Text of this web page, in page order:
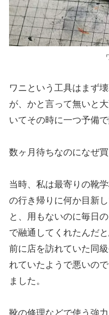
ワニという工具はまず
が、かと言って無いと
いてその時に一つ予備
数ヶ月待ちなのになぜ
当時、私は最寄りの靴
の行き帰りに何か目新
と、用もないのに毎日
で融通してくれたんだ
前に店を訪れていた同
れていたようで悪いの
ました。
靴の修理などで使う強